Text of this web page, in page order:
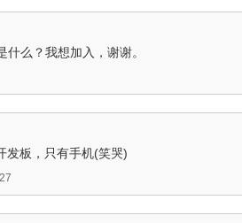
么？我想加入，谢谢。
发板，只有手机(笑哭)